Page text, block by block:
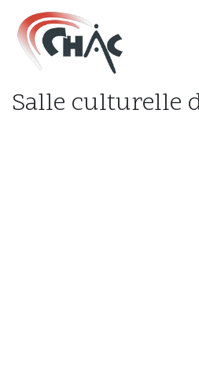
Salle culturelle